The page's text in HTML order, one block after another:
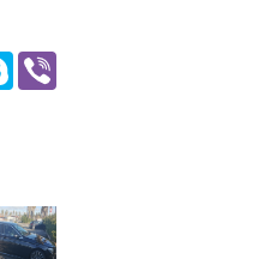
Skype